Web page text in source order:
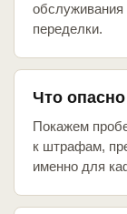
обслуживания
переделки.
Что опасно
Покажем
к штрафам,
именно для